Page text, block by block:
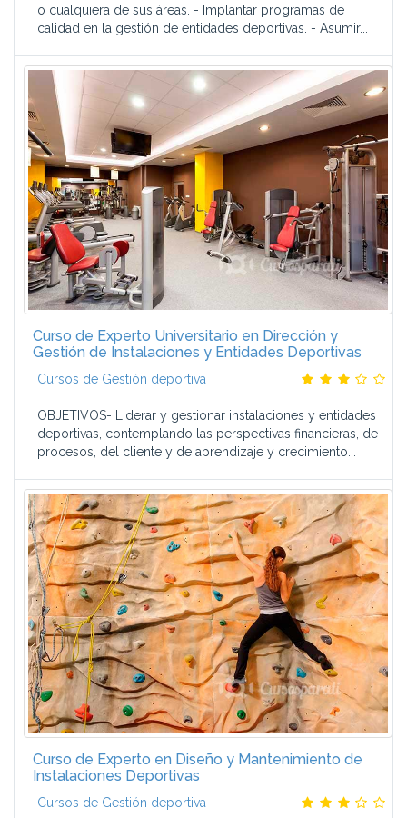
o cualquiera de sus áreas. - Implantar programas de
calidad en la gestión de entidades deportivas. - Asumir...
Curso de Experto Universitario en Dirección y
Gestión de Instalaciones y Entidades Deportivas
Cursos de Gestión deportiva
OBJETIVOS- Liderar y gestionar instalaciones y entidades
deportivas, contemplando las perspectivas financieras, de
procesos, del cliente y de aprendizaje y crecimiento...
Curso de Experto en Diseño y Mantenimiento de
Instalaciones Deportivas
Cursos de Gestión deportiva